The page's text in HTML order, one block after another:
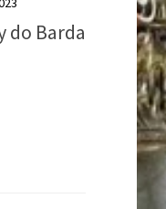
do Barda